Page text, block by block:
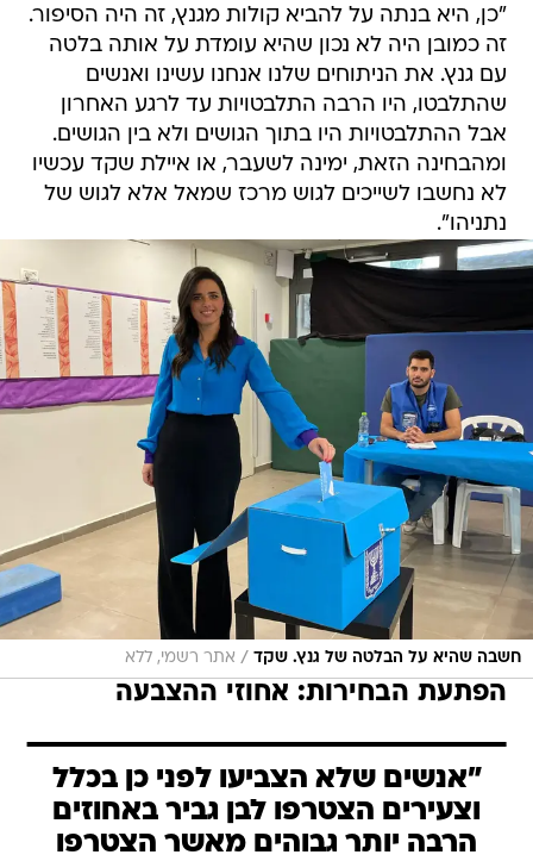
"כן, היא בנתה על להביא קולות מגנץ, זה היה הסיפור.
זה כמובן היה לא נכון שהיא עומדת על אותה בלטה
עם גנץ. את הניתוחים שלנו אנחנו עשינו ואנשים
שהתלבטו, היו הרבה התלבטויות עד לרגע האחרון
אבל ההתלבטויות היו בתוך הגושים ולא בין הגושים.
ומהבחינה הזאת, ימינה לשעבר, או איילת שקד עכשיו
לא נחשבו לשייכים לגוש מרכז שמאל אלא לגוש של
נתניהו".
חשבה שהיא על הבלטה של גנץ. שקד / אתר רשמי, ללא
הפתעת הבחירות: אחוזי ההצבעה
"אנשים שלא הצביעו לפני כן בכלל
וצעירים הצטרפו לבן גביר באחוזים
הרבה יותר גבוהים מאשר הצטרפו